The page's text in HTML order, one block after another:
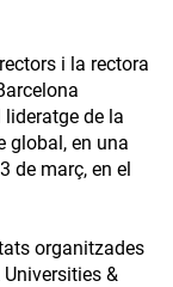
i la rectora
de la
global, en una
de març, en el
organitzades
&